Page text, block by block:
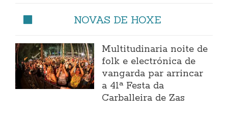
NOVAS DE HOXE
Multitudinaria noite de
folk e electrónica de
vangarda par arrincar
a 41ª Festa da
Carballeira de Zas